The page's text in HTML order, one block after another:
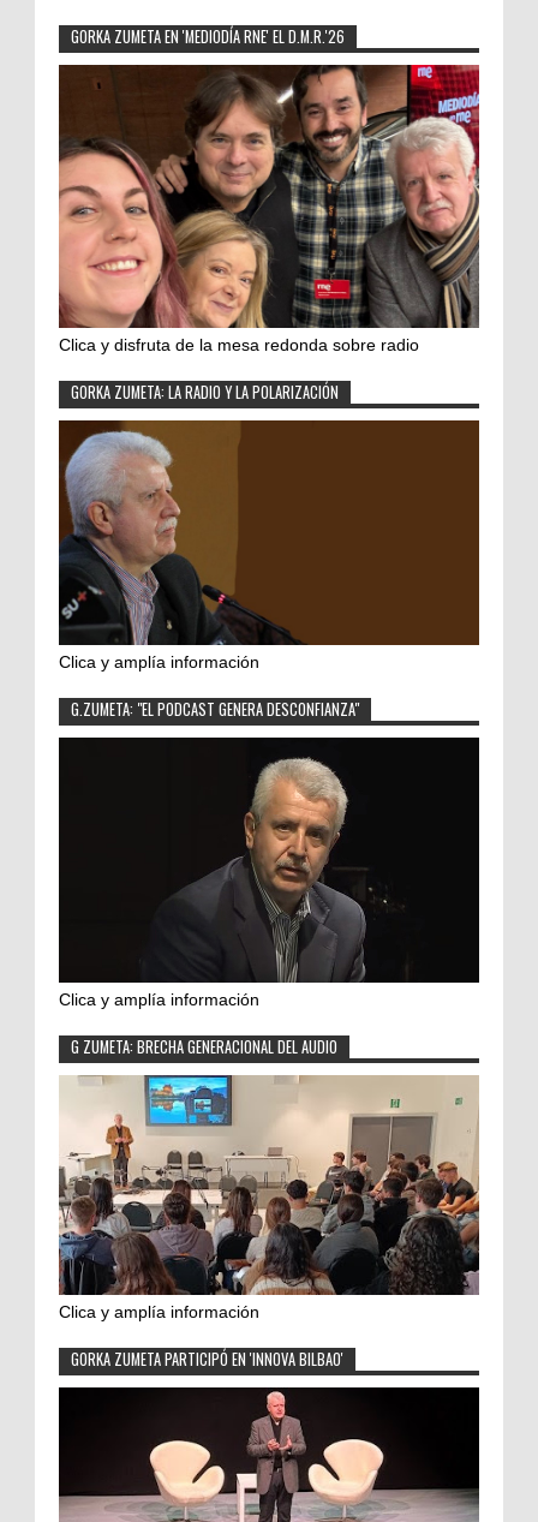
GORKA ZUMETA EN 'MEDIODÍA RNE' EL D.M.R.'26
Clica y disfruta de la mesa redonda sobre radio
GORKA ZUMETA: LA RADIO Y LA POLARIZACIÓN
Clica y amplía información
G.ZUMETA: "EL PODCAST GENERA DESCONFIANZA"
Clica y amplía información
G ZUMETA: BRECHA GENERACIONAL DEL AUDIO
Clica y amplía información
GORKA ZUMETA PARTICIPÓ EN 'INNOVA BILBAO'